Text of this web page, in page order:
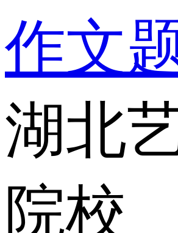
作文
湖北
院校